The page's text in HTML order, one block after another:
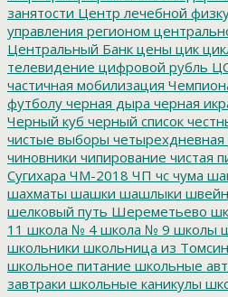
занятости Центр лечебной
управления регионом
Центральный Банк цены цик
телевидение цифровой рубль
частичная мобилизация
футболу черная дыра черная
Черный куб черный список
чистые выборы
чиновники чипирование чистая
Сугихара ЧМ-2018 ЧП чс чума
шахматы шашки шашлыки
шелковый путь Шереметьево
11 школа № 4 школа № 9 школы
школьники школьница из
школьное питание школьные
завтраки школьные каникулы